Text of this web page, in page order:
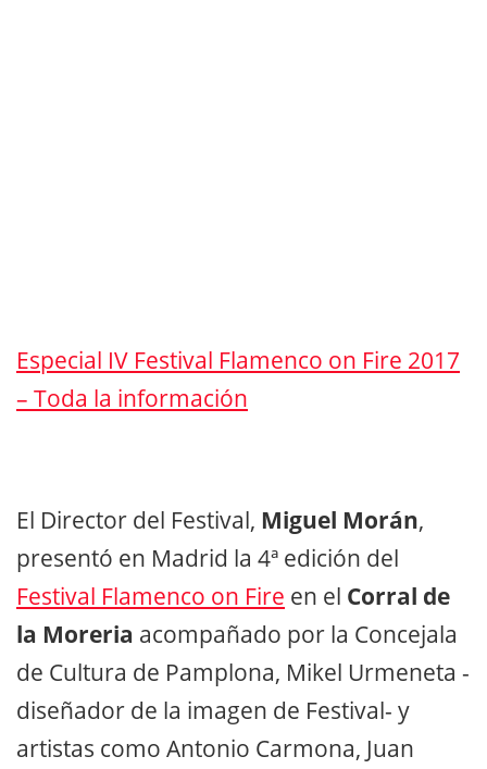
Especial IV Festival Flamenco on Fire 2017
– Toda la información
El Director del Festival, Miguel Morán,
presentó en Madrid la 4ª edición del
Festival Flamenco on Fire en el Corral de
la Moreria acompañado por la Concejala
de Cultura de Pamplona, Mikel Urmeneta -
diseñador de la imagen de Festival- y
artistas como Antonio Carmona, Juan